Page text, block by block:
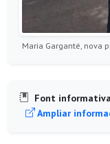
Font
Ampliar